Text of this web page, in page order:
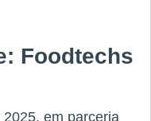
Foodtechs
em parceria